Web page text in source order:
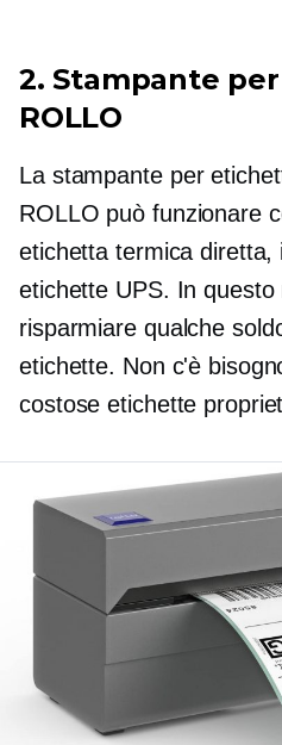
2. Stampante
ROLLO
La stampante per
ROLLO può funzionare
etichetta termica diretta,
etichette UPS. In questo
risparmiare qualche
etichette. Non c'è
costose etichette